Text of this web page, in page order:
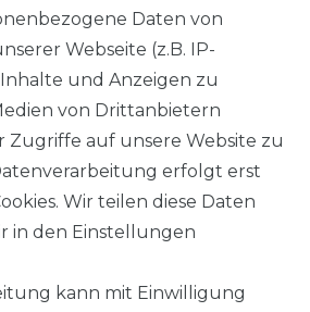
7 % Polyester, 2 %
Daten von
Webseite (z.B. IP-
Inhalte und Anzeigen zu
von Drittanbietern
Zugriffe auf unsere Website zu
erfolgt erst
Wir teilen diese Daten
in den Einstellungen
kann mit Einwilligung